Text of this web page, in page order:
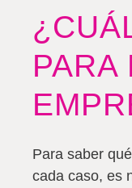
PARA
Para saber
cada caso, es